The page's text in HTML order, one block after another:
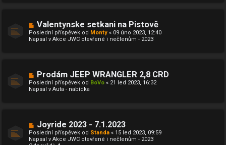
p
ě
v
N
v
ý
ě
v
Valentynske setkani na Pistově
Poslední příspěvek od Monty « 09 úno 2023, 12:40
Napsal v Akce JWC otevřené i nečlenům - 2023
N
o
v
ý
p
ě
v
Prodám JEEP WRANGLER 2,8 CRD
Poslední příspěvek od BoVo « 21 led 2023, 16:32
Napsal v Auta - nabídka
o
v
ý
Joyride 2023 - 7.1.2023
Poslední příspěvek od Standa « 15 led 2023, 09:59
Napsal v Akce JWC otevřené i nečlenům - 2023